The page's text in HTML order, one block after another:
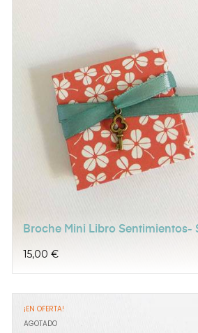
Broche Mini Libro Sentimientos-
Precio
15,00 €
¡EN OFERTA!
AGOTADO